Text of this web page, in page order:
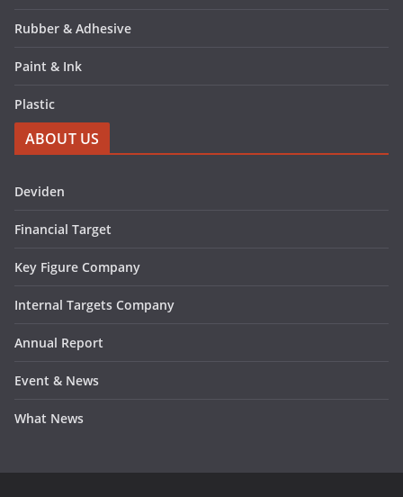
Rubber & Adhesive
Paint & Ink
Plastic
ABOUT US
Deviden
Financial Target
Key Figure Company
Internal Targets Company
Annual Report
Event & News
What News